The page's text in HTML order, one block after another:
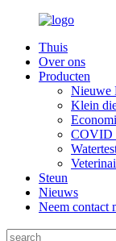
Thuis
Over ons
Producten
Nieuwe
Klein
COVID
Steun
Nieuws
Neem contact